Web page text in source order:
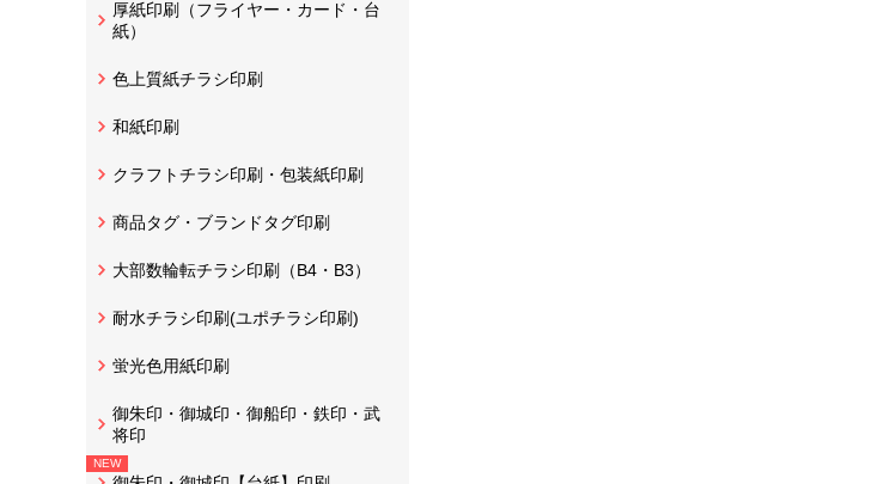
厚紙印刷（フライヤー・カード・台
紙）
色上質紙チラシ印刷
和紙印刷
クラフトチラシ印刷・包装紙印刷
商品タグ・ブランドタグ印刷
大部数輪転チラシ印刷（B4・B3）
耐水チラシ印刷(ユポチラシ印刷)
蛍光色用紙印刷
御朱印・御城印・御船印・鉄印・武
将印